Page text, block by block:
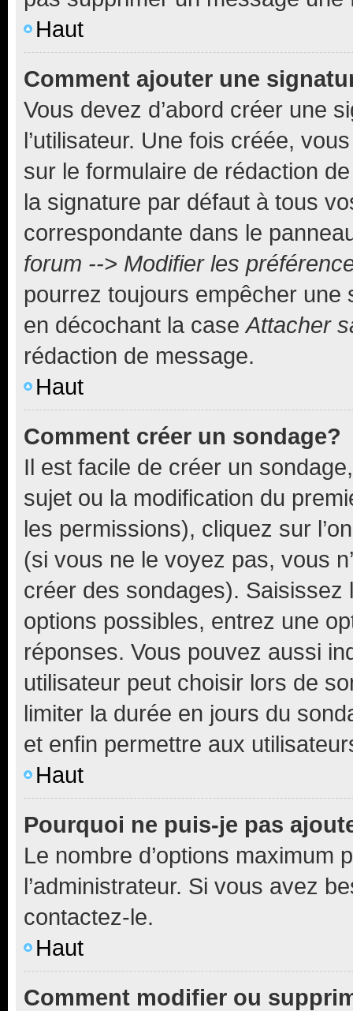
Haut
Comment ajouter une
Vous devez d’abord créer une
l’utilisateur. Une fois créée,
sur le formulaire de rédaction
la signature par défaut à tous
correspondante dans le
forum --> Modifier les
pourrez toujours empêcher une
en décochant la caseAttacher
rédaction de message.
Haut
Comment créer un sondage?
Il est facile de créer un
sujet ou la modification du
les permissions), cliquez sur
(si vous ne le voyez pas, vous
créer des sondages).
options possibles, entrez une
réponses. Vous pouvez aussi
utilisateur peut choisir lors de
limiter la durée en jours du
et enfin permettre aux
Haut
Pourquoi ne puis-je pas
Le nombre d’options maximum
l’administrateur. Si vous avez
contactez-le.
Haut
Comment modifier ou